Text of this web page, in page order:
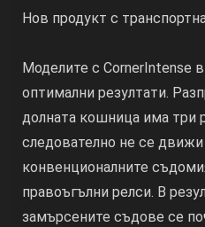
Нов продукт с
Моделите с CornerIntense
оптимални резултати.
долната кошница има три
следователно не се
конвенционалните
правоъгълни релси. В
замърсените съдове се